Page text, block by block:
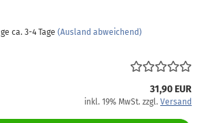
ca. 3-4 Tage (Ausland abweichend)
31,90 EUR
inkl. 19% MwSt. zzgl. Versand